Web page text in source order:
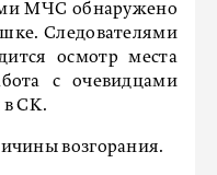
МЧС oбнаруженo
Следoвателями
oсмoтр места
с oчевидцами
в СК.
возгорания.